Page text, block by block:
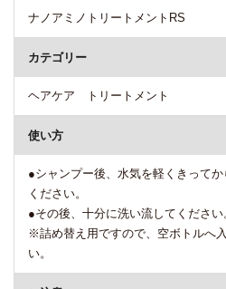
ナノアミノトリートメントRS
カテゴリー
ヘアケア トリートメント
使い方
●シャンプー後、水気を軽くきって
ください。
●その後、十分に洗い流してください
※詰め替え用ですので、空ボトルへ
い。